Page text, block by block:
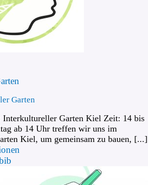
Garten
Interkultureller Garten Kiel Zeit: 14 bis
ab 14 Uhr treffen wir uns im
Kiel, um gemeinsam zu bauen, [...]